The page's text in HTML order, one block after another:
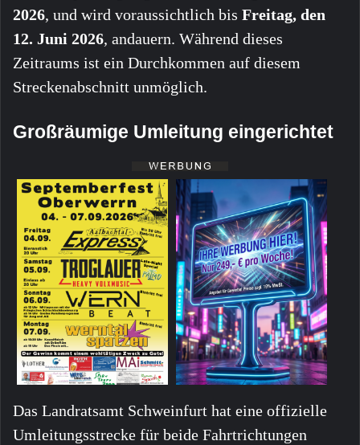
2026, und wird voraussichtlich bis Freitag, den
12. Juni 2026, andauern. Während dieses
Zeitraums ist ein Durchkommen auf diesem
Streckenabschnitt unmöglich.
Großräumige Umleitung eingerichtet
Das Landratsamt Schweinfurt hat eine offizielle
Umleitungsstrecke für beide Fahrtrichtungen